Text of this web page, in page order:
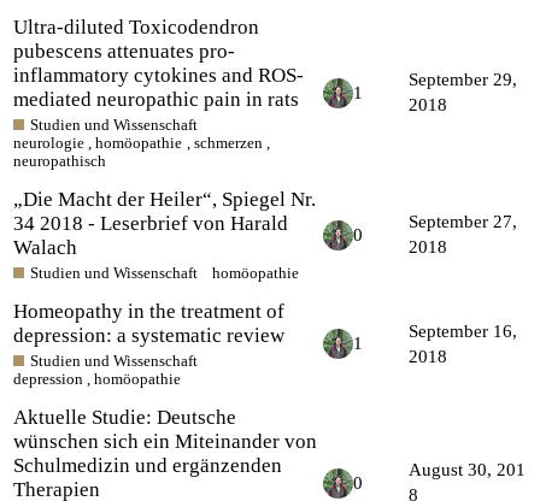
Ultra-diluted Toxicodendron
pubescens attenuates pro-
inflammatory cytokines and ROS-
mediated neuropathic pain in rats
Studien und Wissenschaft
neurologie ,homöopathie , schmerzen ,
neuropathisch
1
September 29,
2018
„Die Macht der Heiler“, Spiegel Nr.
34 2018 - Leserbrief von Harald
Walach
Studien und Wissenschaft homöopathie
0
September 27,
2018
Homeopathy in the treatment of
depression: a systematic review
Studien und Wissenschaft
depression ,homöopathie
1
September 16,
2018
Aktuelle Studie: Deutsche
wünschen sich ein Miteinander von
Schulmedizin und ergänzenden
Therapien
0
August 30, 201
8